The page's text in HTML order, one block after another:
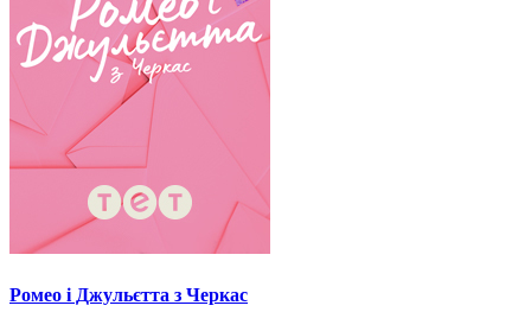
Ромео і Джульєтта з Черкас